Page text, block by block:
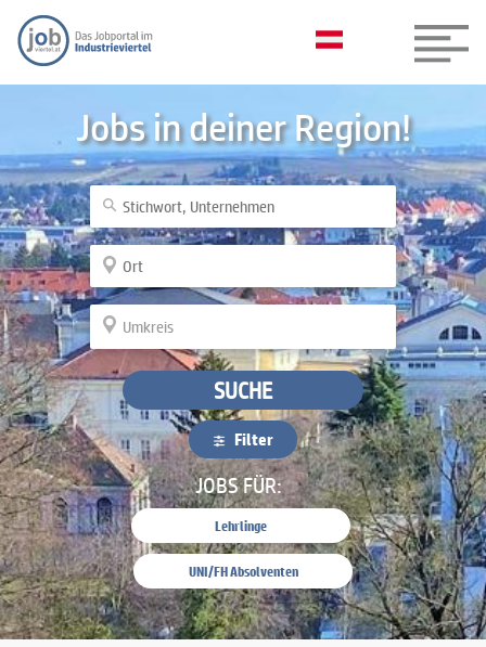
Jobs in deiner Region!
SUCHE
Filter
JOBS FÜR:
Lehrlinge
UNI/FH Absolventen